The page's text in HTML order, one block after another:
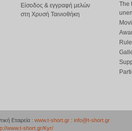
Είσοδος & εγγραφή μελών
στη Χρυσή Ταινιοθήκη
The
Εταιρεία : www.t-short.gr : info@t-short.gr
www.t-short.gr/Kyr/